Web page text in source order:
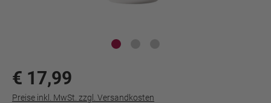
€ 17,99
Preise inkl. MwSt. zzgl. Versandkosten